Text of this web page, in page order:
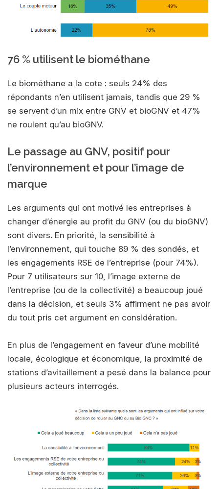
76 % utilisent le biométhane
Le biométhane a la cote : seuls 24% des
répondants n’en utilisent jamais, tandis que 29 %
se servent d’un mix entre GNV et bioGNV et 47%
ne roulent qu’au bioGNV.
Le passage au GNV, positif pour
l’environnement et pour l’image de
marque
Les arguments qui ont motivé les entreprises à
changer d’énergie au profit du GNV (ou du bioGNV)
sont divers. En priorité, la sensibilité à
l’environnement, qui touche 89 % des sondés, et
les engagements RSE de l’entreprise (pour 74%).
Pour 7 utilisateurs sur 10, l’image externe de
l’entreprise (ou de la collectivité) a beaucoup joué
dans la décision, et seuls 3% affirment ne pas avoir
du tout pris cet argument en considération.
En plus de l’engagement en faveur d’une mobilité
locale, écologique et économique, la proximité de
stations d’avitaillement a pesé dans la balance pour
plusieurs acteurs interrogés.